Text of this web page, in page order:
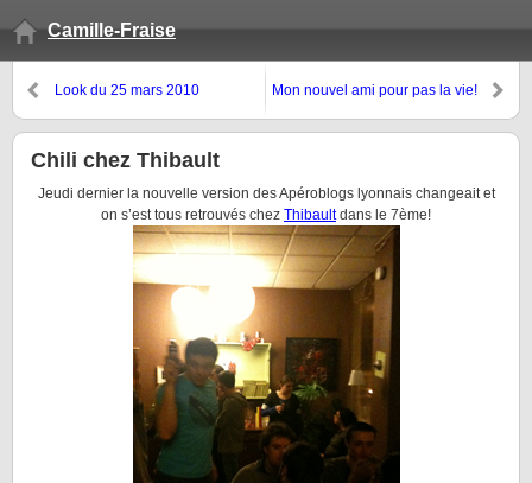
Camille-Fraise
Look du 25 mars 2010 Mon nouvel ami pour pas la vie!
Chili chez Thibault
Jeudi dernier la nouvelle version des Apéroblogs lyonnais changeait et
on s’est tous retrouvés chez Thibaultdans le 7ème!